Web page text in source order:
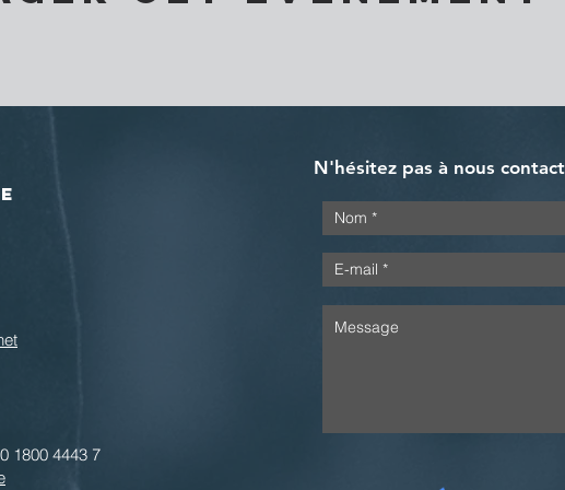
1800 4443 7
N'hésitez pas à nous